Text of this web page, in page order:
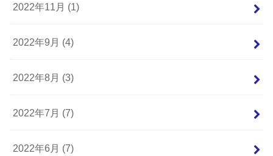
2022年11月 (1)
2022年9月 (4)
2022年8月 (3)
2022年7月 (7)
2022年6月 (7)